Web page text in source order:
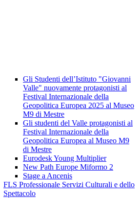
Gli Studenti dell’Istituto "Giovanni
Valle" nuovamente protagonisti al
Festival Internazionale della
Geopolitica Europea 2025 al Museo
M9 di Mestre
Gli studenti del Valle protagonisti al
Festival Internazionale della
Geopolitica Europea al Museo M9
di Mestre
Eurodesk Young Multiplier
New Path Europe Miformo 2
Stage a Ancenis
FLS Professionale Servizi Culturali e dello
Spettacolo